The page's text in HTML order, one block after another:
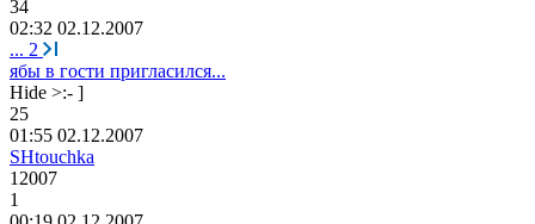
34
02:32 02.12.2007
... 2
ябы в гости пригласился...
Hide >:- ]
25
01:55 02.12.2007
SHtouchka
12007
1